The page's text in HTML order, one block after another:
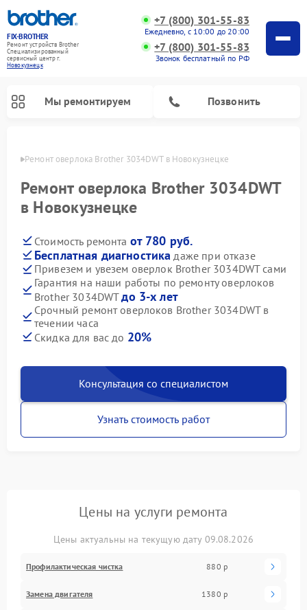
FIX-BROTHER
Ремонт устройств Brother
Специализированный
cервисный центр г.
Новокузнецк
+7 (800) 301-55-83
Ежедневно, с 10:00 до 20:00
+7 (800) 301-55-83
Звонок бесплатный по РФ
Мы ремонтируем Позвонить
Ремонт оверлока Brother 3034DWT в Новокузнецке
Ремонт оверлока Brother 3034DWT
в Новокузнецке
Стоимость ремонта от 780 руб.
Бесплатная диагностика даже при отказе
Привезем и увезем оверлок Brother 3034DWT сами
Гарантия на наши работы по ремонту оверлоков
Brother 3034DWTдо 3-х лет
Срочный ремонт оверлоков Brother 3034DWT в
течении часа
Скидка для вас до 20%
Консультация со специалистом
Узнать стоимость работ
Цены на услуги ремонта
Цены актуальны на текущую дату 09.08.2026
Профилактическая чистка 880 р
Замена двигателя 1380 р